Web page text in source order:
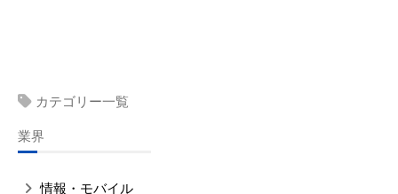
カテゴリー一覧
業界
情報・モバイル